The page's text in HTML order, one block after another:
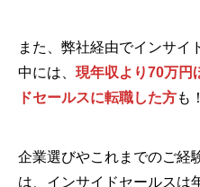
また、弊社経由でインサイ
中には、 現年収より70万円
ドセールスに転職した方も！
企業選びやこれまでのご経
は、インサイドセールスは